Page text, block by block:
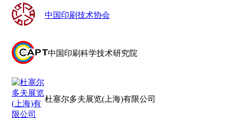
中国印刷技术协会
中国印刷科学技术研究院
杜塞尔多夫展览(上海)有限公司